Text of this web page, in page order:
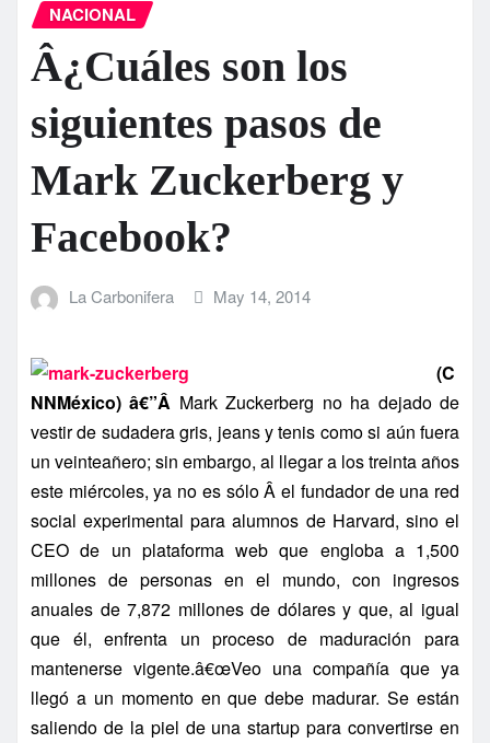
NACIONAL
Â¿Cuáles son los
siguientes pasos de
Mark Zuckerberg y
Facebook?
La Carbonifera May 14, 2014
(C
NNMéxico) â€”Â Mark Zuckerberg no ha dejado de
vestir de sudadera gris, jeans y tenis como si aún fuera
un veinteañero; sin embargo, al llegar a los treinta años
este miércoles, ya no es sólo Â el fundador de una red
social experimental para alumnos de Harvard, sino el
CEO de un plataforma web que engloba a 1,500
millones de personas en el mundo, con ingresos
anuales de 7,872 millones de dólares y que, al igual
que él, enfrenta un proceso de maduración para
mantenerse vigente.â€œVeo una compañí­a que ya
llegó a un momento en que debe madurar. Se están
saliendo de la piel de una startup para convertirse en